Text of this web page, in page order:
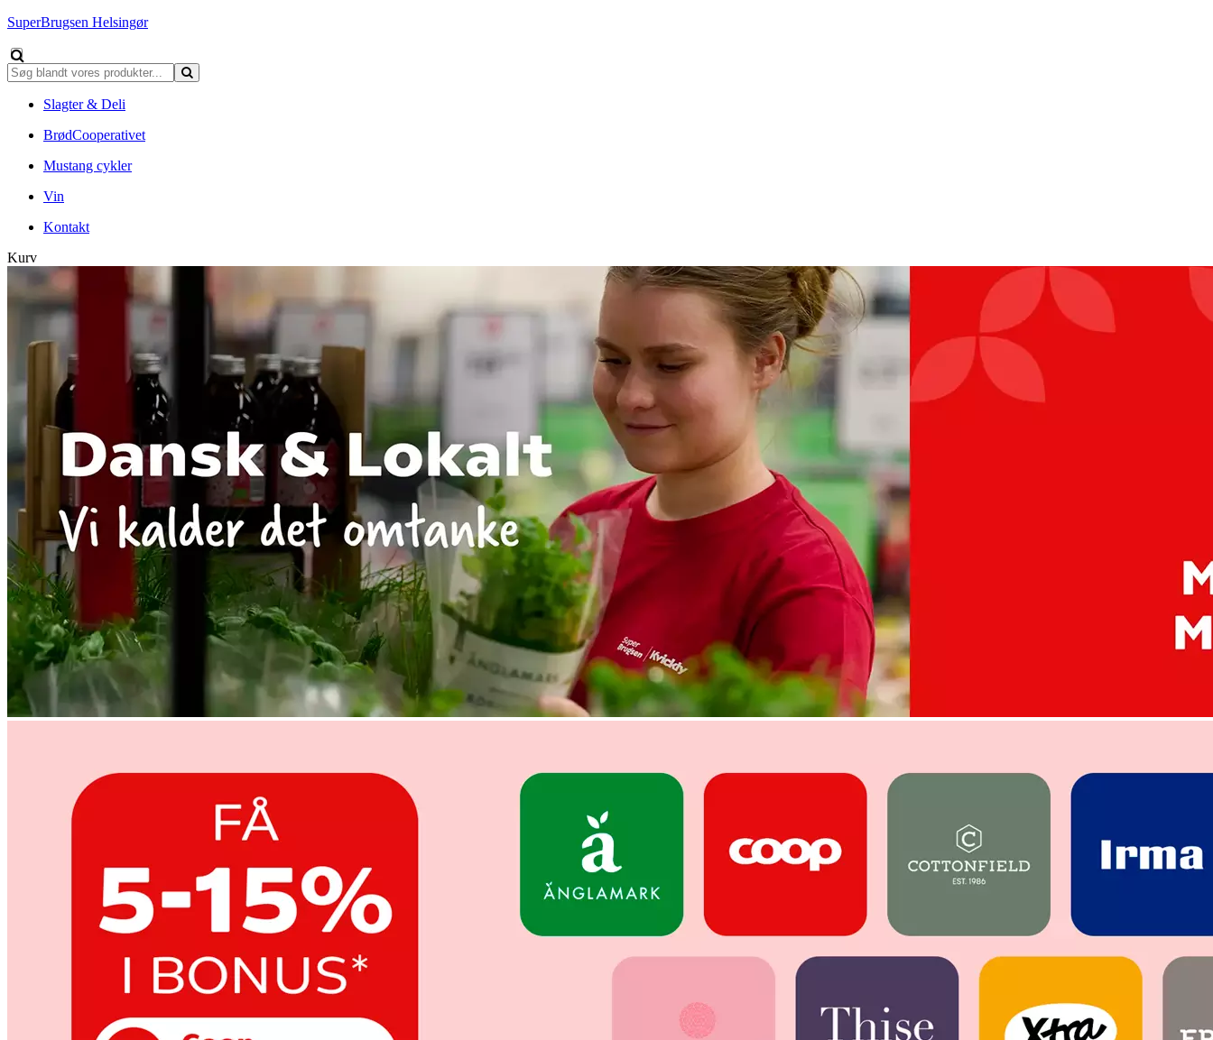
SuperBrugsen Helsingør
Slagter & Deli
BrødCooperativet
Mustang cykler
Vin
Kontakt
Kurv